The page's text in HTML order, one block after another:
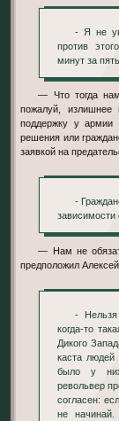
- Я не уверен, что он прислушается. Все доводы
против
минут за
— Что тогда нам остается? — Вопрос прозвучал почти сразу и,
пожалуй,
поддержку у
решения или
заявкой на
- Гражданская война - это крах, безумие и конец, вне
зависимости
— Нам не обязательно её развязывать, нужна лишь угроза её, —
предположил Алексей.
- Нельзя играть с такими вещами. Знаете, была
когда-то
Дикого
каста
было у них
револьвер
согласен:
не